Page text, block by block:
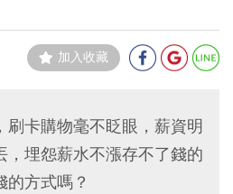
加入收藏
刷卡購物毫不眨眼，薪資明
，埋怨薪水不漲存不了錢的
方式嗎？